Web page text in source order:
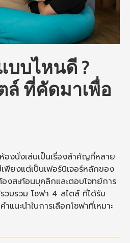
บบไหนดี ?
ล์ ที่คัดมาเพื่อ
ห้องนั่งเล่นเป็นเรื่องสำคัญที่หลาย
พียงแต่เป็นเฟอร์นิเจอร์หลักของ
งสะท้อนบุคลิกและตอบโจทย์การ
รวบรวม โซฟา 4 สไตล์ ที่ได้รับ
แนะนำในการเลือกโซฟาที่เหมาะ